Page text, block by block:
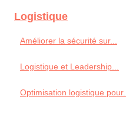
Logistique
Améliorer la sécurité sur...
Logistique et Leadership...
Optimisation logistique pour...